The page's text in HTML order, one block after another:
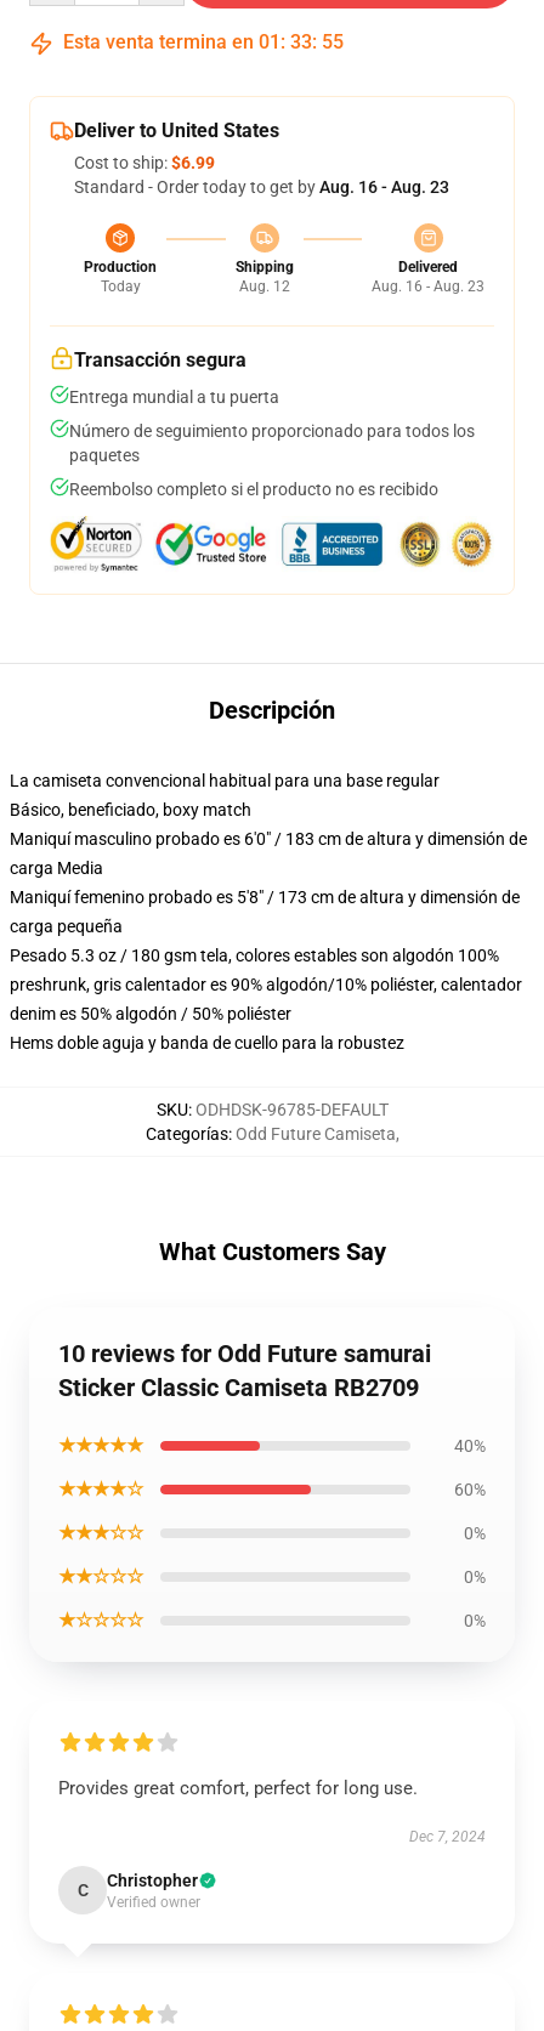
Esta venta termina en 01 : 33: 54
Deliver to United States
Cost to ship:$6.99
Standard - Order today to get byAug. 16 - Aug. 23
Production
Today
Shipping
Aug. 12
Delivered
Aug. 16 - Aug. 23
Transacción segura
Entrega mundial a tu puerta
Número de seguimiento proporcionado para todos los
paquetes
Reembolso completo si el producto no es recibido
Descripción
La camiseta convencional habitual para una base regular
Básico, beneficiado, boxy match
Maniquí masculino probado es 6'0" / 183 cm de altura y dimensión de
carga Media
Maniquí femenino probado es 5'8" / 173 cm de altura y dimensión de
carga pequeña
Pesado 5.3 oz / 180 gsm tela, colores estables son algodón 100%
preshrunk, gris calentador es 90% algodón/10% poliéster, calentador
denim es 50% algodón / 50% poliéster
Hems doble aguja y banda de cuello para la robustez
SKU:ODHDSK-96785-DEFAULT
Categorías:Odd Future Camiseta,
What Customers Say
10 reviews for Odd Future samurai
Sticker Classic Camiseta RB2709
★★★★★ 40%
★★★★☆ 60%
★★★☆☆ 0%
★★☆☆☆ 0%
★☆☆☆☆ 0%
Provides great comfort, perfect for long use.
Dec 7, 2024
C Christopher
Verified owner